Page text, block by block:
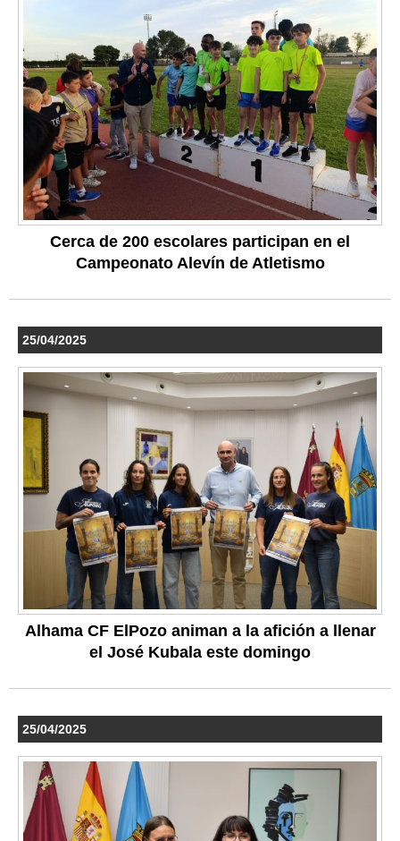
Cerca de 200 escolares participan en el
Campeonato Alevín de Atletismo
25/04/2025
Alhama CF ElPozo animan a la afición a llenar
el José Kubala este domingo
25/04/2025